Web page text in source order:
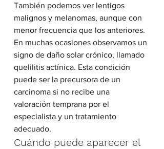
También podemos ver lentigos
malignos y melanomas, aunque con
menor frecuencia que los anteriores.
En muchas ocasiones observamos un
signo de daño solar crónico, llamado
quelilitis actínica. Esta condición
puede ser la precursora de un
carcinoma si no recibe una
valoración temprana por el
especialista y un tratamiento
adecuado.
Cuándo puede aparecer el